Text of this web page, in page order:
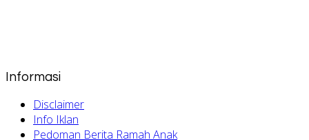
Informasi
Disclaimer
Info Iklan
Pedoman Berita Ramah Anak